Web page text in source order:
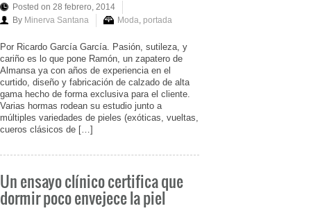
Posted on 28 febrero, 2014
By Minerva Santana Moda, portada
Por Ricardo García García. Pasión, sutileza, y
cariño es lo que pone Ramón, un zapatero de
Almansa ya con años de experiencia en el
curtido, diseño y fabricación de calzado de alta
gama hecho de forma exclusiva para el cliente.
Varias hormas rodean su estudio junto a
múltiples variedades de pieles (exóticas, vueltas,
cueros clásicos de […]
Un ensayo clínico certifica que
dormir poco envejece la piel